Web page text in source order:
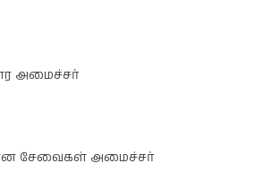
அமைச்சர்
சேவைகள் அமைச்சர்